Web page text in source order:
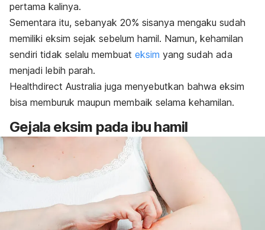
pertama kalinya.
Sementara itu, sebanyak 20% sisanya mengaku sudah
memiliki eksim sejak sebelum hamil. Namun, kehamilan
sendiri tidak selalu membuat eksim yang sudah ada
menjadi lebih parah.
Healthdirect Australia juga menyebutkan bahwa eksim
bisa memburuk maupun membaik selama kehamilan.
Gejala eksim pada ibu hamil